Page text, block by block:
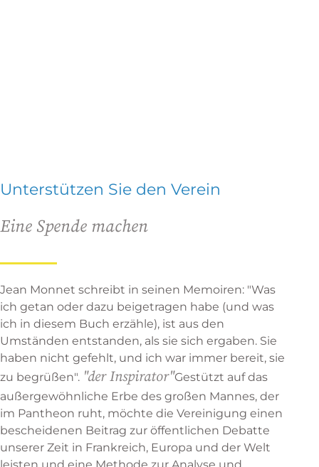
Unterstützen Sie den Verein
Eine Spende machen
Jean Monnet schreibt in seinen Memoiren: "Was
ich getan oder dazu beigetragen habe (und was
ich in diesem Buch erzähle), ist aus den
Umständen entstanden, als sie sich ergaben. Sie
haben nicht gefehlt, und ich war immer bereit, sie
zu begrüßen". "der Inspirator"Gestützt auf das
außergewöhnliche Erbe des großen Mannes, der
im Pantheon ruht, möchte die Vereinigung einen
bescheidenen Beitrag zur öffentlichen Debatte
unserer Zeit in Frankreich, Europa und der Welt